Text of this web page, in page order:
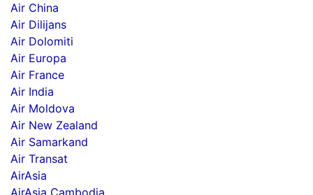
Air China
Air Dilijans
Air Dolomiti
Air Europa
Air France
Air India
Air Moldova
Air New Zealand
Air Samarkand
Air Transat
AirAsia
AirAsia Cambodia